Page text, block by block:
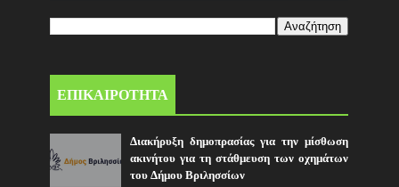
ΕΠΙΚΑΙΡΟΤΗΤΑ
Διακήρυξη δημοπρασίας για την μίσθωση
ακινήτου για τη στάθμευση των οχημάτων
του Δήμου Βριλησσίων